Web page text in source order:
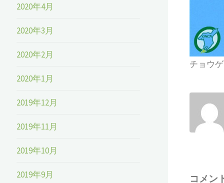
チョウ
コメン
2020年4月
2020年3月
2020年2月
2020年1月
2019年12月
2019年11月
2019年10月
2019年9月